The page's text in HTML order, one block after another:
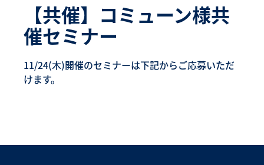
【共催】コミューン様共
催セミナー
11/24(木)開催のセミナーは下記からご応募いただ
けます。